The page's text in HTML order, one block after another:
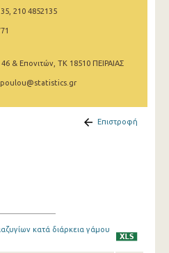
210 4852135
& Επονιτών, ΤΚ 18510 ΠΕΙΡΑΙΑΣ
Επιστροφή
κατά διάρκεια γάμου